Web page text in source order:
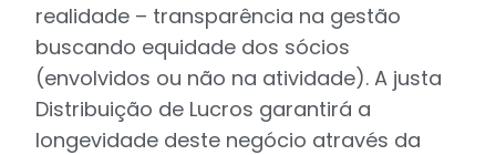
realidade – transparência na gestão
buscando equidade dos sócios
(envolvidos ou não na atividade). A justa
Distribuição de Lucros garantirá a
longevidade deste negócio através da